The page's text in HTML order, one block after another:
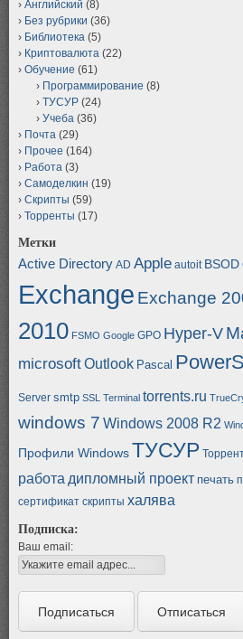
Английский (8)
Без рубрики (36)
Библиотека (5)
Криптовалюта (22)
Обучение (61)
Программирование (8)
ТУСУР (24)
Учеба (36)
Почта (29)
Прочее (164)
Работа (3)
Самоделкин (19)
Скрипты (59)
Торренты (17)
Метки
Active Directory AD Apple autoit BSOD
Exchange Exchange
2010 FSMO Google GPO Hyper-V
microsoftOutlook Pascal
Server smtp SSL Terminal torrents.ru
windows 7 Windows 2008 R2
Профили WindowsТУСУР
работа дипломный проект печать
сертификат скрипты халява
Подписка:
Ваш email: